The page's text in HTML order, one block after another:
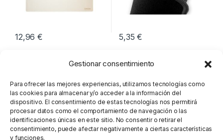
Gestionar consentimiento
Para ofrecer las mejores experiencias, utilizamos tecnologías como
las cookies para almacenar y/o acceder a la información del
dispositivo. El consentimiento de estas tecnologías nos permitirá
procesar datos como el comportamiento de navegación o las
identificaciones únicas en este sitio. No consentir o retirar el
consentimiento, puede afectar negativamente a ciertas características
y funciones.
12,96€ 5,35€